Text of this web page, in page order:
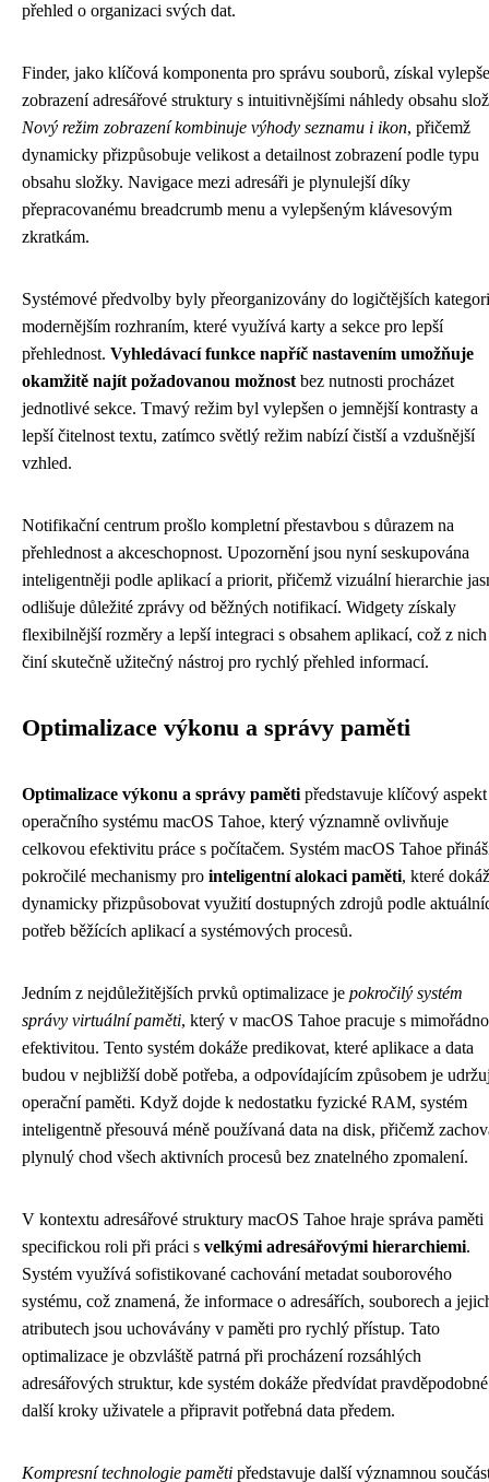
přehled o organizaci svých dat.
Finder, jako klíčová komponenta pro správu souborů, získal
zobrazení adresářové struktury s intuitivnějšími náhledy obsahu
Nový režim zobrazení kombinuje výhody seznamu i ikon, přičemž
dynamicky přizpůsobuje velikost a detailnost zobrazení podle typu
obsahu složky. Navigace mezi adresáři je plynulejší díky
přepracovanému breadcrumb menu a vylepšeným klávesovým
zkratkám.
Systémové předvolby byly přeorganizovány do logičtějších
modernějším rozhraním, které využívá karty a sekce pro lepší
přehlednost. Vyhledávací funkce napříč nastavením umožňuje
okamžitě najít požadovanou možnost bez nutnosti procházet
jednotlivé sekce. Tmavý režim byl vylepšen o jemnější kontrasty a
lepší čitelnost textu, zatímco světlý režim nabízí čistší a vzdušnější
vzhled.
Notifikační centrum prošlo kompletní přestavbou s důrazem na
přehlednost a akceschopnost. Upozornění jsou nyní seskupována
inteligentněji podle aplikací a priorit, přičemž vizuální hierarchie
odlišuje důležité zprávy od běžných notifikací. Widgety získaly
flexibilnější rozměry a lepší integraci s obsahem aplikací, což z nich
činí skutečně užitečný nástroj pro rychlý přehled informací.
Optimalizace výkonu a správy paměti
Optimalizace výkonu a správy paměti představuje klíčový aspekt
operačního systému macOS Tahoe, který významně ovlivňuje
celkovou efektivitu práce s počítačem. Systém macOS Tahoe
pokročilé mechanismy pro inteligentní alokaci paměti, které
dynamicky přizpůsobovat využití dostupných zdrojů podle
potřeb běžících aplikací a systémových procesů.
Jedním z nejdůležitějších prvků optimalizace je pokročilý systém
správy virtuální paměti, který v macOS Tahoe pracuje s
efektivitou. Tento systém dokáže predikovat, které aplikace a data
budou v nejbližší době potřeba, a odpovídajícím způsobem je
operační paměti. Když dojde k nedostatku fyzické RAM, systém
inteligentně přesouvá méně používaná data na disk, přičemž
plynulý chod všech aktivních procesů bez znatelného zpomalení.
V kontextu adresářové struktury macOS Tahoe hraje správa paměti
specifickou roli při práci s velkými adresářovými hierarchiemi.
Systém využívá sofistikované cachování metadat souborového
systému, což znamená, že informace o adresářích, souborech a
atributech jsou uchovávány v paměti pro rychlý přístup. Tato
optimalizace je obzvláště patrná při procházení rozsáhlých
adresářových struktur, kde systém dokáže předvídat pravděpodobné
další kroky uživatele a připravit potřebná data předem.
Kompresní technologie paměti představuje další významnou